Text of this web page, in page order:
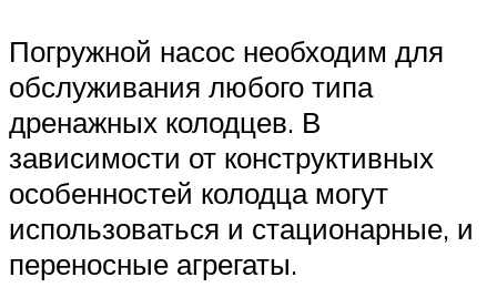
Погружной насос необходим для
обслуживания любого типа
дренажных колодцев. В
зависимости от конструктивных
особенностей колодца могут
использоваться и стационарные, и
переносные агрегаты.